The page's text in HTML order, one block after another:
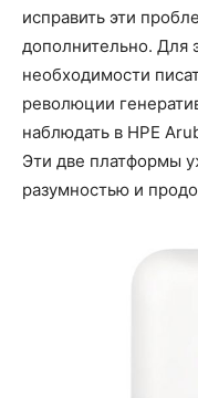
исправить эти
дополнительно. Для
необходимости
революции
наблюдать в HPE
Эти две платформы
разумностью и